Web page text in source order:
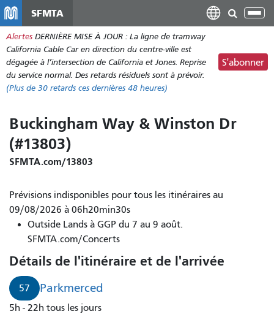
contenu
principal
SFMTA
Alertes DERNIÈRE MISE À JOUR : La ligne de tramway
California Cable Car en direction du centre-ville est
dégagée à l’intersection de California et Jones. Reprise
du service normal. Des retards résiduels sont à prévoir.
(Plus de 30 retards ces dernières 48 heures)
S'abonner
Buckingham Way & Winston Dr
(#13803)
SFMTA.com/13803
Prévisions indisponibles pour tous les itinéraires au
09/08/2026 à 06h20min30s
Outside Lands à GGP du 7 au 9 août.
SFMTA.com/Concerts
Détails de l'itinéraire et de l'arrivée
57 Parkmerced
5h - 22h tous les jours